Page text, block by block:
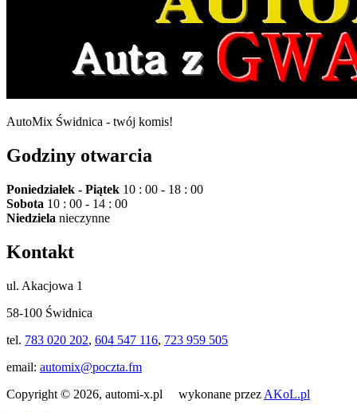
AutoMix Świdnica - twój komis!
Godziny otwarcia
Poniedziałek - Piątek 10 : 00 - 18 : 00
Sobota 10 : 00 - 14 : 00
Niedziela nieczynne
Kontakt
ul. Akacjowa 1
58-100 Świdnica
tel. 783 020 202, 604 547 116, 723 959 505
email: automix@poczta.fm
Copyright © 2026, automi-x.pl wykonane przez AKoL.pl